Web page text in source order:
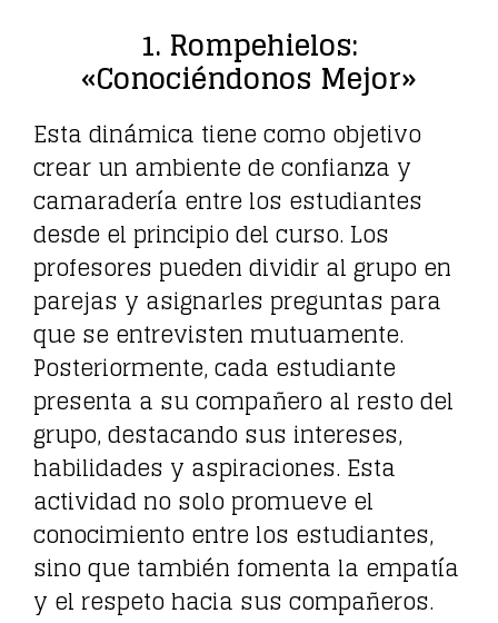
1. Rompehielos:
«Conociéndonos Mejor»
Esta dinámica tiene como objetivo
crear un ambiente de confianza y
camaradería entre los estudiantes
desde el principio del curso. Los
profesores pueden dividir al grupo en
parejas y asignarles preguntas para
que se entrevisten mutuamente.
Posteriormente, cada estudiante
presenta a su compañero al resto del
grupo, destacando sus intereses,
habilidades y aspiraciones. Esta
actividad no solo promueve el
conocimiento entre los estudiantes,
sino que también fomenta la empatía
y el respeto hacia sus compañeros.